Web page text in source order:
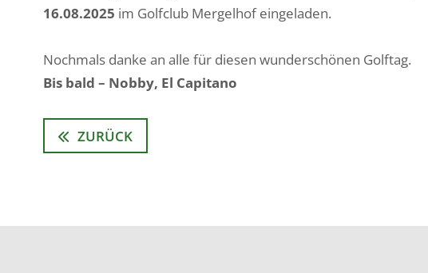
16.08.2025 im Golfclub Mergelhof eingeladen.
Nochmals danke an alle für diesen wunderschönen Golftag.
Bis bald – Nobby, El Capitano
ZURÜCK